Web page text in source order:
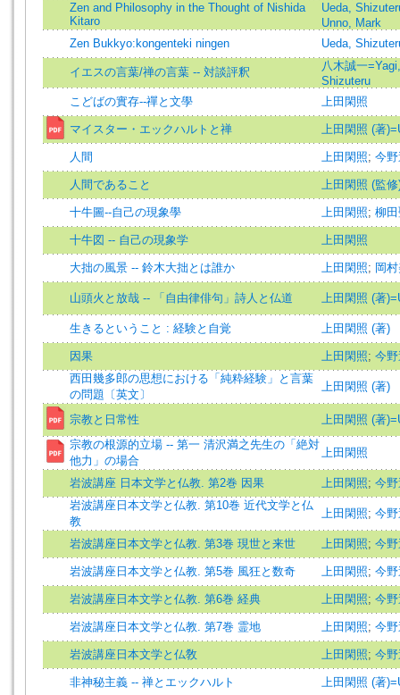
Zen and Philosophy in the Thought of Nishida
Kitaro
Ueda,
Unno, Mark
Zen Bukkyo:kongenteki ningen
Ueda,
イエスの言葉/禅の言葉 -- 対談評釈
八木誠一
Shizuteru
こどばの實存--禪と文學
上田閑照
マイスター・エックハルトと禅 上田閑照 (著
人間 上田閑照; 今
人間であること 上田閑照 (監修
十牛圖--自己の現象學 上田閑照; 柳
十牛図 -- 自己の現象学 上田閑照
大拙の風景 -- 鈴木大拙とは誰か 上田閑照; 岡
山頭火と放哉 -- 「自由律俳句」詩人と仏道 上田閑照 (著
生きるということ : 経験と自覚 上田閑照 (著)
因果 上田閑照; 今
西田幾多郎の思想における「純粋経験」と言葉
の問題〔英文〕
上田閑照 (著)
宗教と日常性
上田閑照 (著
宗教の根源的立場 -- 第一 清沢満之先生の「絶対
他力」の場合
上田閑照
岩波講座 日本文学と仏教. 第2巻 因果 上田閑照; 今
岩波講座日本文学と仏教. 第10巻 近代文学と仏
教
上田閑照; 今
岩波講座日本文学と仏教. 第3巻 現世と来世 上田閑照; 今
岩波講座日本文学と仏教. 第5巻 風狂と数奇 上田閑照; 今
岩波講座日本文学と仏教. 第6巻 経典 上田閑照; 今
岩波講座日本文学と仏教. 第7巻 霊地 上田閑照; 今
岩波講座日本文学と仏敎 上田閑照; 今
非神秘主義 -- 禅とエックハルト 上田閑照 (著